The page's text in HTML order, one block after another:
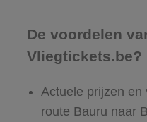
De voordelen
Vliegtickets.be?
Actuele prijzen en
route Bauru naar